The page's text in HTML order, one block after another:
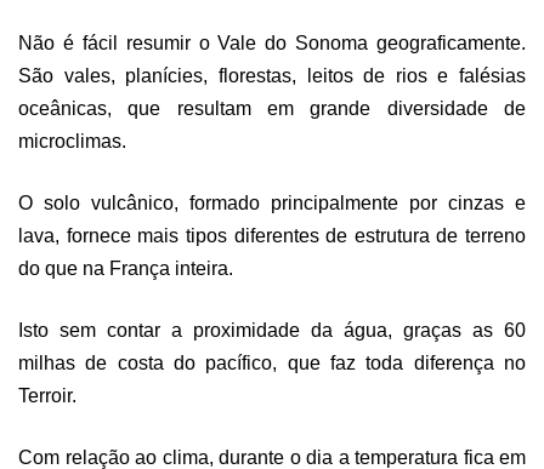
Não é fácil resumir o Vale do Sonoma geograficamente.
São vales, planícies, florestas, leitos de rios e falésias
oceânicas, que resultam em grande diversidade de
microclimas.
O solo vulcânico, formado principalmente por cinzas e
lava, fornece mais tipos diferentes de estrutura de terreno
do que na França inteira.
Isto sem contar a proximidade da água, graças as 60
milhas de costa do pacífico, que faz toda diferença no
Terroir.
Com relação ao clima, durante o dia a temperatura fica em